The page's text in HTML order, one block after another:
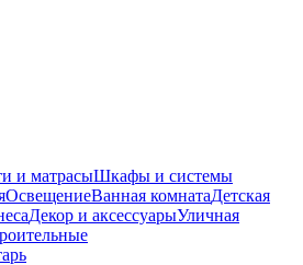
и матрасыШкафы и системы
ОсвещениеВанная комнатаДетская
Декор и аксессуарыУличная